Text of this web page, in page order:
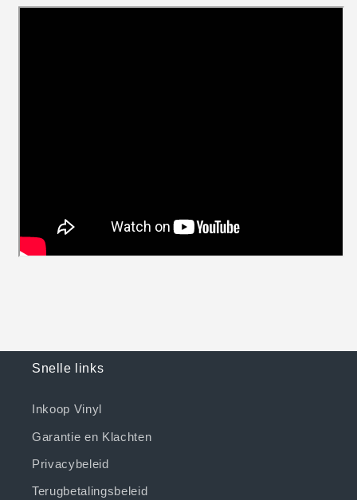
Snelle links
Inkoop Vinyl
Garantie en Klachten
Privacybeleid
Terugbetalingsbeleid